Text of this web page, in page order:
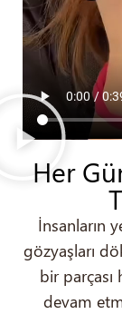
Her
İnsanların
gözyaşları
bir
devam